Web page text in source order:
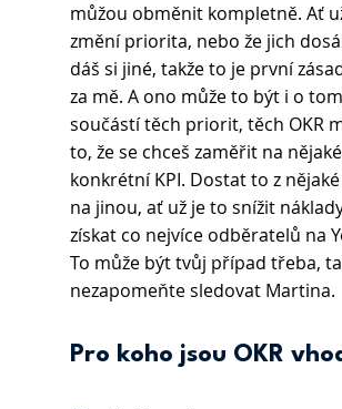
můžou obměnit kompletně. Ať
změní priorita, nebo že jich
dáš si jiné, takže to je první
za mě. A ono může to být i o
součástí těch priorit, těch OKR
to, že se chceš zaměřit na
konkrétní KPI. Dostat to z
na jinou, ať už je to snížit
získat co nejvíce odběratelů na
To může být tvůj případ třeba,
nezapomeňte sledovat Martina.
Pro koho jsou OKR